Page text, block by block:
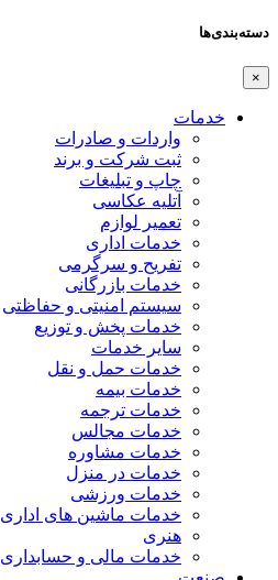
دسته‌بندی‌ها
×
خدمات
واردات و صادرات
ثبت شرکت و برند
چاپ و تبلیغات
آتلیه عکاسی
تعمیر لوازم
خدمات اداری
تفریح و سرگرمی
خدمات بازرگانی
سیستم امنیتی و حفاظتی
خدمات پخش و توزیع
سایر خدمات
خدمات حمل و نقل
خدمات بیمه
خدمات ترجمه
خدمات مجالس
خدمات مشاوره
خدمات در منزل
خدمات ورزشی
خدمات ماشین های اداری
هنری
خدمات مالی و حسابداری